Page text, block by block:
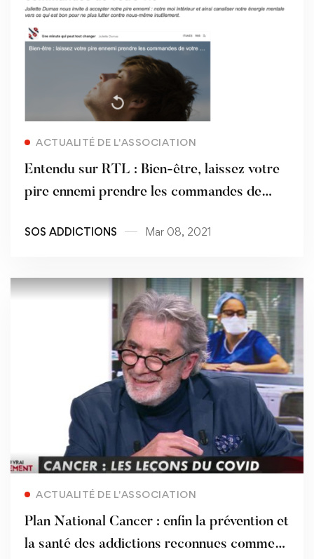
ACTUALITÉ DE L'ASSOCIATION
Entendu sur RTL : Bien-être, laissez votre
pire ennemi prendre les commandes de
SOS ADDICTIONS Mar 08, 2021
ACTUALITÉ DE L'ASSOCIATION
Plan National Cancer : enfin la prévention et
la santé des addictions reconnues comme